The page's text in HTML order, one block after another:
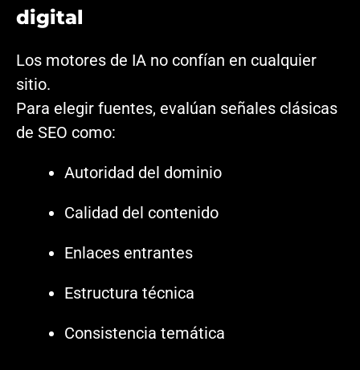
digital
Los motores de IA no confían en cualquier
sitio.
Para elegir fuentes, evalúan señales clásicas
de SEO como:
Autoridad del dominio
Calidad del contenido
Enlaces entrantes
Estructura técnica
Consistencia temática